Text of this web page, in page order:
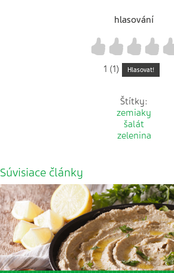
hlasování
4
3
2
1
1 (1) Hlasovat!
Štítky:
zemiaky
šalát
zelenina
Súvisiace články